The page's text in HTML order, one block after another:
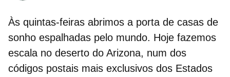
Às quintas‑feiras abrimos a porta de casas de
sonho espalhadas pelo mundo. Hoje fazemos
escala no deserto do Arizona, num dos
códigos postais mais exclusivos dos Estados